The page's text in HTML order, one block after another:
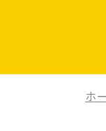
ホ